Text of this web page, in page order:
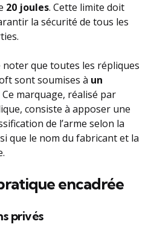
20 joules. Cette limite doit
la sécurité de tous les
que toutes les répliques
sont soumises à un
Ce marquage, réalisé par
consiste à apposer une
de l’arme selon la
que le nom du fabricant et la
encadrée
privés